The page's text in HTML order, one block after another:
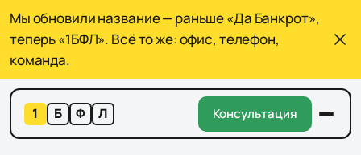
Мы обновили название — раньше «Да Банкрот»,
теперь «1БФЛ». Всё то же: офис, телефон,
команда.
1 Б Ф Л Консультация